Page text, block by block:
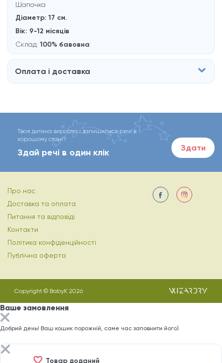
Шапочка
Діаметр: 17 см.
Вік: 9-12 місяців
Склад:100% бавовна
Оплата і доставка
Твоя дитина виросла і залишилися речі в
хорошому стані?
Здай речі в один клік Здати
Про нас
Доставка та оплата
Питання та відповіді
Контакти
Політика конфіденційності
Публічна оферта
Copyright © BabyK 2026
Ваше замовлення
Добрий день! Ваш кошик порожній, саме час заповнити його)
Товар доданий